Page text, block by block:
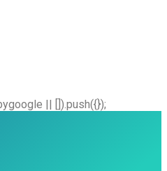
|| []).push({});